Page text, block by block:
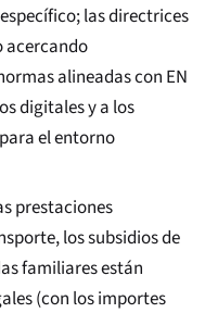
las directrices
acercando
alineadas con EN
digitales y a los
el entorno
prestaciones
los subsidios de
familiares están
(con los importes